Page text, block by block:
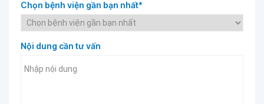
Chọn bệnh viện gần bạn nhất*
Nội dung cần tư vấn